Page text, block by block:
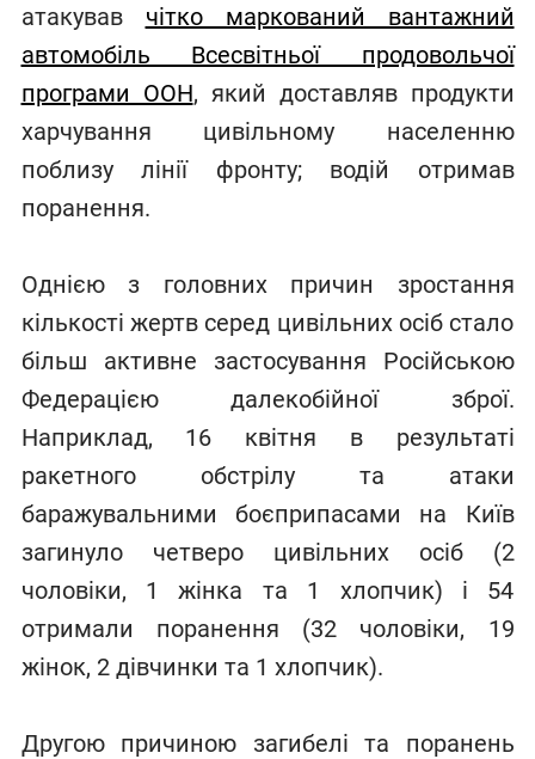
атакував чітко маркований вантажний
автомобіль Всесвітньої продовольчої
програми ООН, який доставляв продукти
харчування цивільному населенню
поблизу лінії фронту; водій отримав
поранення.
Однією з головних причин зростання
кількості жертв серед цивільних осіб стало
більш активне застосування Російською
Федерацією далекобійної зброї.
Наприклад, 16 квітня в результаті
ракетного обстрілу та атаки
баражувальними боєприпасами на Київ
загинуло четверо цивільних осіб (2
чоловіки, 1 жінка та 1 хлопчик) і 54
отримали поранення (32 чоловіки, 19
жінок, 2 дівчинки та 1 хлопчик).
Другою причиною загибелі та поранень